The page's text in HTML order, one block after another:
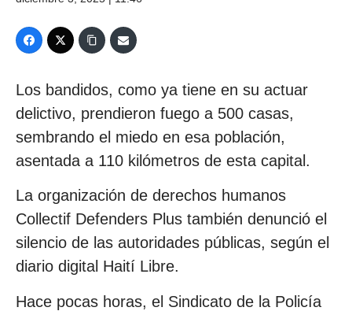
Los bandidos, como ya tiene en su actuar
delictivo, prendieron fuego a 500 casas,
sembrando el miedo en esa población,
asentada a 110 kilómetros de esta capital.
La organización de derechos humanos
Collectif Defenders Plus también denunció el
silencio de las autoridades públicas, según el
diario digital Haití Libre.
Hace pocas horas, el Sindicato de la Policía